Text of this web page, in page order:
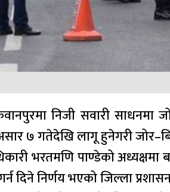
निजी सवारी साधनमा
७ गतेदेखि लागू हुनेगरी
भरतमणि पाण्डेको
दिने निर्णय भएको जिल्ला